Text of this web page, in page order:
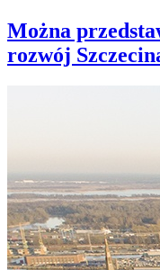
Można
rozwój